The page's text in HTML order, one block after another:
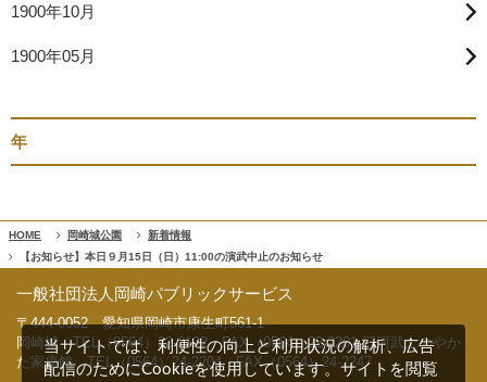
1900年10月
1900年05月
年
HOME 岡崎城公園
新着情報
【お知らせ】本日９月15日（日）11:00の演武中止のお知らせ
一般社団法人岡崎パブリックサービス
〒444-0052 愛知県岡崎市康生町561-1
岡崎城 TEL（0564）22-2122 FAX（0564）22-2201 三河武士のやか
た家康館 TEL（0564）24-2204 FAX（0564）24-2247
当サイトでは、利便性の向上と利用状況の解析、広告
配信のためにCookieを使用しています。サイトを閲覧